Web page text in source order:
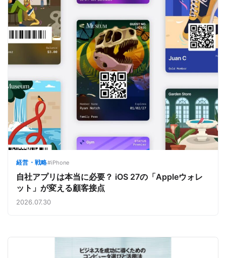
経営・戦略#iPhone
自社アプリは本当に必要？ iOS 27の「Appleウォレ
ット」が変える顧客接点
2026.07.30